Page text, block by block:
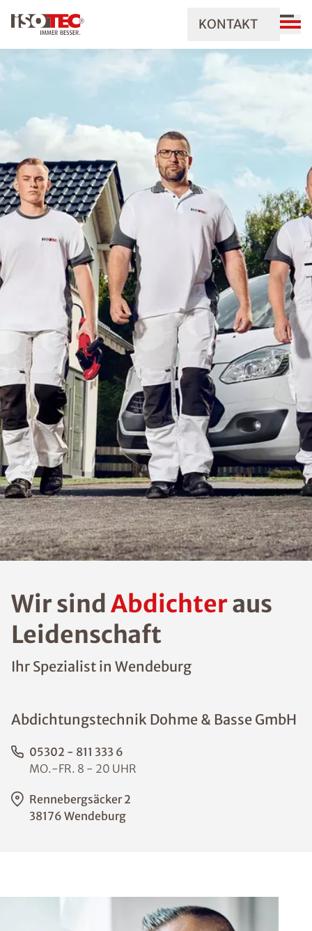
KONTAKT
Wir sind Abdichteraus
Leidenschaft
Ihr Spezialist in Wendeburg
Abdichtungstechnik Dohme & Basse GmbH
05302 - 811 333 6
MO.-FR. 8 - 20 UHR
Rennebergsäcker 2
38176 Wendeburg